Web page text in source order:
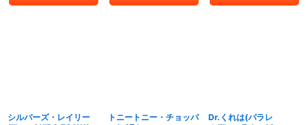
シルバーズ・レイリー
トニートニー・チョッパ
Dr.くれは(パラレ